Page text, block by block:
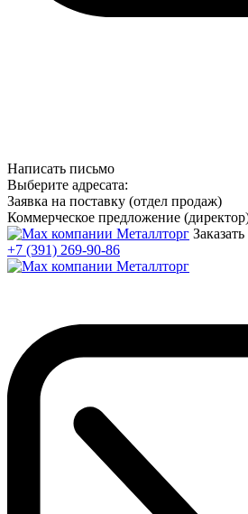
Написать письмо
Выберите адресата:
Заявка на поставку (отдел продаж)
Коммерческое предложение
+7 (391) 269-90-86